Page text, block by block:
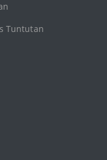
Tuntutan